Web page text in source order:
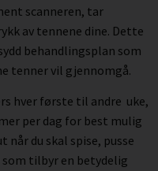
scanneren, tar
av tennene dine. Dette
behandlingsplan som
tenner vil gjennomgå.
hver første til andre uke,
per dag for best mulig
du skal spise, pusse
tilbyr en betydelig